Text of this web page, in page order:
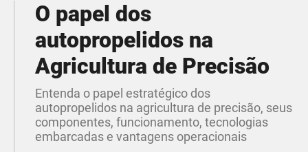
O papel dos
autopropelidos na
Agricultura de Precisão
Entenda o papel estratégico dos
autopropelidos na agricultura de precisão, seus
componentes, funcionamento, tecnologias
embarcadas e vantagens operacionais